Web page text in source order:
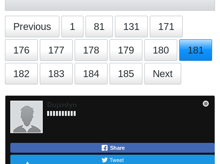
Previous 1 81 131 171
176 177 178 179 180 181
182 183 184 185 Next
Dujzrdyn
Share
Tweet